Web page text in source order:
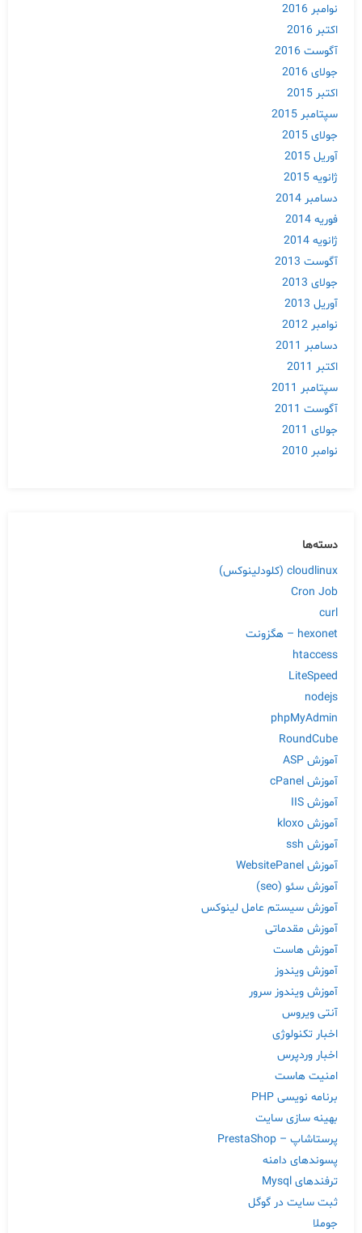
نوامبر 2016
اکتبر 2016
آگوست 2016
جولای 2016
اکتبر 2015
سپتامبر 2015
جولای 2015
آوریل 2015
ژانویه 2015
دسامبر 2014
فوریه 2014
ژانویه 2014
آگوست 2013
جولای 2013
آوریل 2013
نوامبر 2012
دسامبر 2011
اکتبر 2011
سپتامبر 2011
آگوست 2011
جولای 2011
نوامبر 2010
دسته‌ها
cloudlinux (کلودلینوکس)
Cron Job
curl
hexonet – هگزونت
htaccess
LiteSpeed
nodejs
phpMyAdmin
RoundCube
آموزش ASP
آموزش cPanel
آموزش IIS
آموزش kloxo
آموزش ssh
آموزش WebsitePanel
آموزش سئو (seo)
آموزش سیستم عامل لینوکس
آموزش مقدماتی
آموزش هاست
آموزش ویندوز
آموزش ویندوز سرور
آنتی ویروس
اخبار تکنولوژی
اخبار وردپرس
امنیت هاست
برنامه نویسی PHP
بهینه سازی سایت
پرستاشاپ – PrestaShop
پسوندهای دامنه
ترفندهای Mysql
ثبت سایت در گوگل
جوملا